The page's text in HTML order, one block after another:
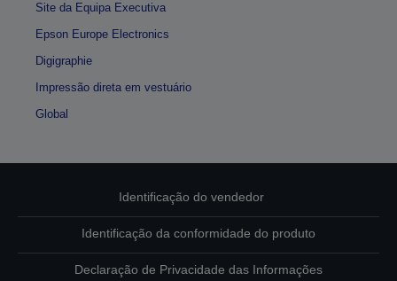
Site da Equipa Executiva
Epson Europe Electronics
Digigraphie
Impressão direta em vestuário
Global
Identificação do vendedor
Identificação da conformidade do produto
Declaração de Privacidade das Informações